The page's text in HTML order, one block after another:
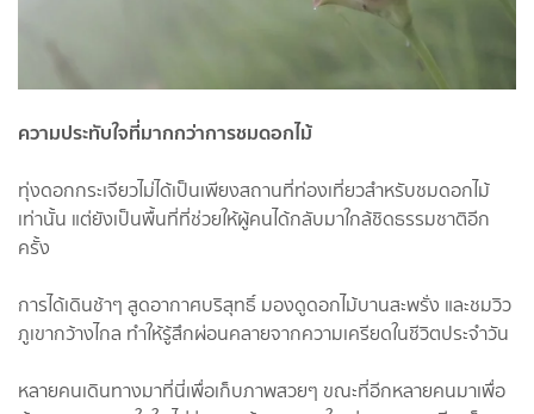
ความประทับใจที่มากกว่าการชมดอกไม้
ทุ่งดอกกระเจียวไม่ได้เป็นเพียงสถานที่ท่องเที่ยวสำหรับชมดอกไม้
เท่านั้น แต่ยังเป็นพื้นที่ที่ช่วยให้ผู้คนได้กลับมาใกล้ชิดธรรมชาติอีก
ครั้ง
การได้เดินช้าๆ สูดอากาศบริสุทธิ์ มองดูดอกไม้บานสะพรั่ง และชมวิว
ภูเขากว้างไกล ทำให้รู้สึกผ่อนคลายจากความเครียดในชีวิตประจำวัน
หลายคนเดินทางมาที่นี่เพื่อเก็บภาพสวยๆ ขณะที่อีกหลายคนมาเพื่อ